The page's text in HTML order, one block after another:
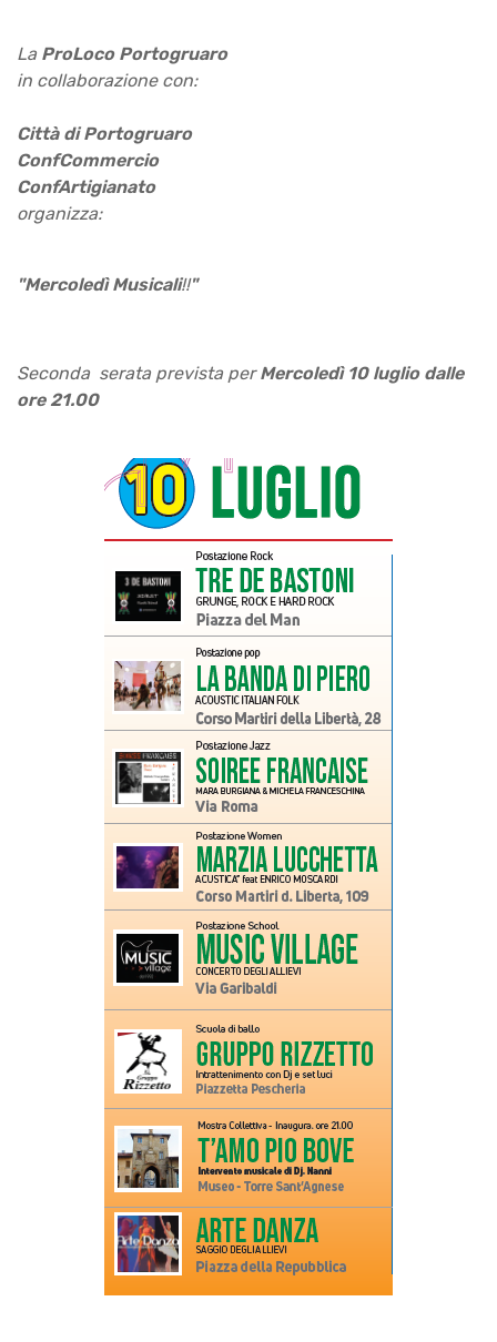
La ProLoco Portogruaro
in collaborazione con:
Città di Portogruaro
ConfCommercio
ConfArtigianato
organizza:
"Mercoledì Musicali!!"
Seconda serata prevista perMercoledì 10 luglio dalle
ore 21.00